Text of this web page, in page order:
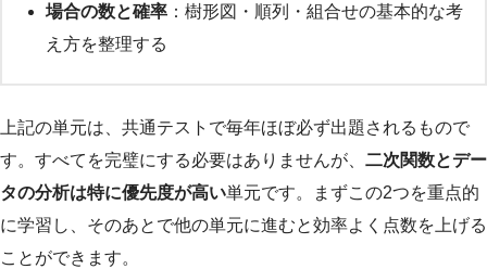
場合の数と確率 ：樹形図・順列・組合せの基本的な考
え方を整理する
上記の単元は、共通テストで毎年ほぼ必ず出題されるもので
す。すべてを完璧にする必要はありませんが、 二次関数とデー
タの分析は特に優先度が高い単元です。まずこの2つを重点的
に学習し、そのあとで他の単元に進むと効率よく点数を上げる
ことができます。